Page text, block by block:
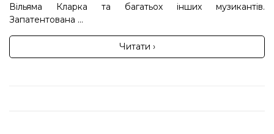
Вільяма Кларка та багатьох інших музикантів.
Запатентована ...
Читати ›